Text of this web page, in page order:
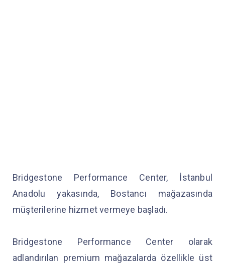
Bridgestone Performance Center, İstanbul
Anadolu yakasında, Bostancı mağazasında
müşterilerine hizmet vermeye başladı.
Bridgestone Performance Center olarak
adlandırılan premium mağazalarda özellikle üst